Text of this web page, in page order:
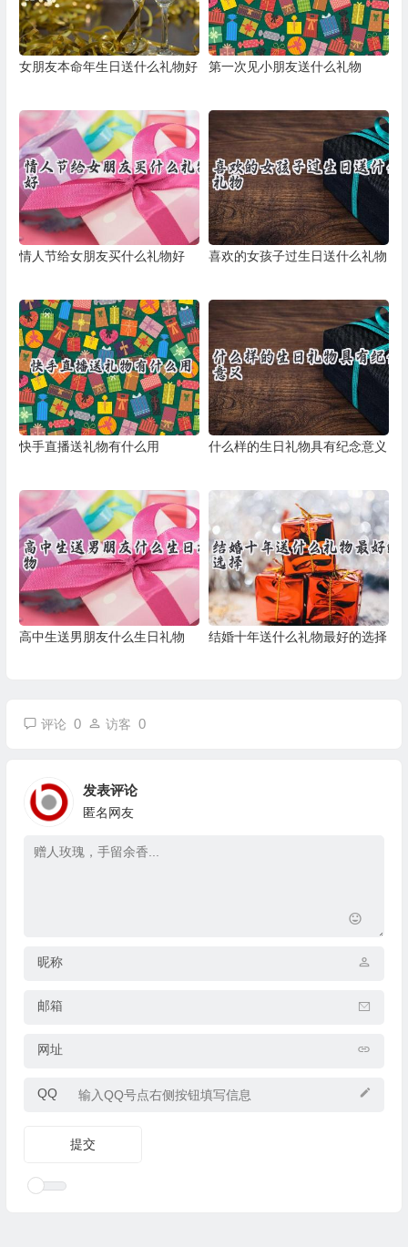
女朋友本命年生日送什么礼物好 第一次见小朋友送什么礼物
情人节给女朋友买什么礼物好 喜欢的女孩子过生日送什么礼物
快手直播送礼物有什么用 什么样的生日礼物具有纪念意义
高中生送男朋友什么生日礼物 结婚十年送什么礼物最好的选择
评论 0 访客 0
发表评论
匿名网友
昵称
邮箱
网址
QQ